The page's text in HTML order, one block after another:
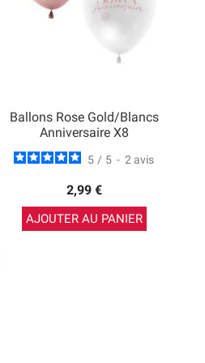
Ballons Rose Gold/Blancs
Anniversaire X8
5 / 5 - 2 avis
2,99 €
AJOUTER AU PANIER